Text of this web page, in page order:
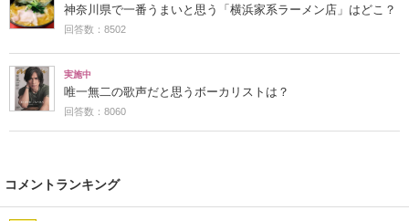
神奈川県で一番うまいと思う「横浜家系ラーメン店」はどこ？
回答数：8502
実施中
唯一無二の歌声だと思うボーカリストは？
回答数：8060
コメントランキング